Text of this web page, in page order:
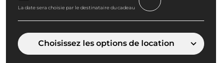
La date sera choisie par le destinataire du cadeau
Choisissez les options de location